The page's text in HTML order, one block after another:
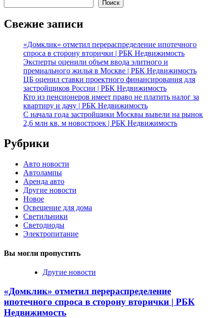
Поиск
Свежие записи
«Домклик» отметил перераспределение ипотечного
спроса в сторону вторички | РБК Недвижимость
Эксперты оценили объем ввода элитного и
премиального жилья в Москве | РБК Недвижимость
ЦБ оценил ставки проектного финансирования для
застройщиков России | РБК Недвижимость
Кто из пенсионеров имеет право не платить налог за
квартиру и дачу | РБК Недвижимость
С начала года застройщики Москвы вывели на рынок
2,6 млн кв. м новостроек | РБК Недвижимость
Рубрики
Авто новости
Автолампы
Аренда авто
Другие новости
Новое
Освещение для дома
Светильники
Светодиоды
Электропитание
Вы могли пропустить
Другие новости
«Домклик» отметил перераспределение
ипотечного спроса в сторону вторички | РБК
Недвижимость